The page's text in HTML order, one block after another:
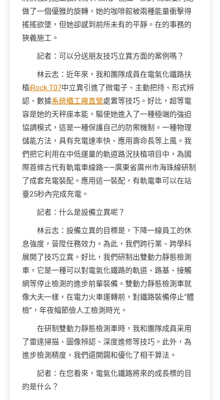
做了一個優雅的旋轉，她的咖啡館被兩種能量衝擊得
搖搖欲墜，但她卻感到前所未有的平靜。在的事務的
狹義施工。
記者：可以分送朋友技巧立異方面的案例嗎？
林云志：近年來，我和團隊成員在電氣化鐵路扶
植iRock T07中立異引進了微電子、主動把持、形式辨
認、數據系統櫃工廠直營處置等技巧。好比，超等電
容是她的天秤座本能，驅使她進入了一種極端的強迫
協調模式，這是一種保護自己的防禦機制。一種物理
儲能方法，具有充電速率快、應用壽命長等上風。我
們把它利用在中低運量的軌道路況扶植項目中，為國
際首條古代有軌電車線路——廣東省廣州市海珠線研制
了成套充電裝配。應用這一裝配，有軌電車可以在站
臺25秒內完成充電。
記者：什么是設備立異呢？
林云志：設備立異的目標是，下降一線員工的休
息強度，晉陞任務效力。為此，我們跨行業、跨學科
展開了技巧立異。好比，我們研制出雙動力靜態檢測
車。它是一種可以對電氣化鐵路的軌道、路基、接觸
網等停止檢測的進步前輩裝備。雙動力靜態檢測車就
像大夫一樣，在電力火車運轉前，對鐵路裝備停止“體
檢”，年夜幅節儉人工檢測時光。
在研制雙動力靜態檢測車時，我和團隊成員采用
了雷達掃描、圖像辨認、深度進修等技巧。此外，為
進步檢測精度，我們還開闢和優化了相干算法。
記者：在您看來，電氣化鐵路將來的成長標的目
的是什么？